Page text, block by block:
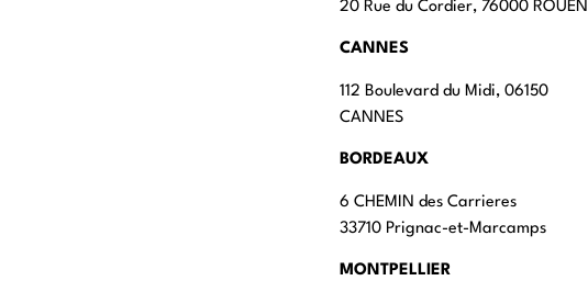
20 Rue du Cordier, 76000 ROUEN
CANNES
112 Boulevard du Midi, 06150
CANNES
BORDEAUX
6 CHEMIN des Carrieres
33710 Prignac-et-Marcamps
MONTPELLIER